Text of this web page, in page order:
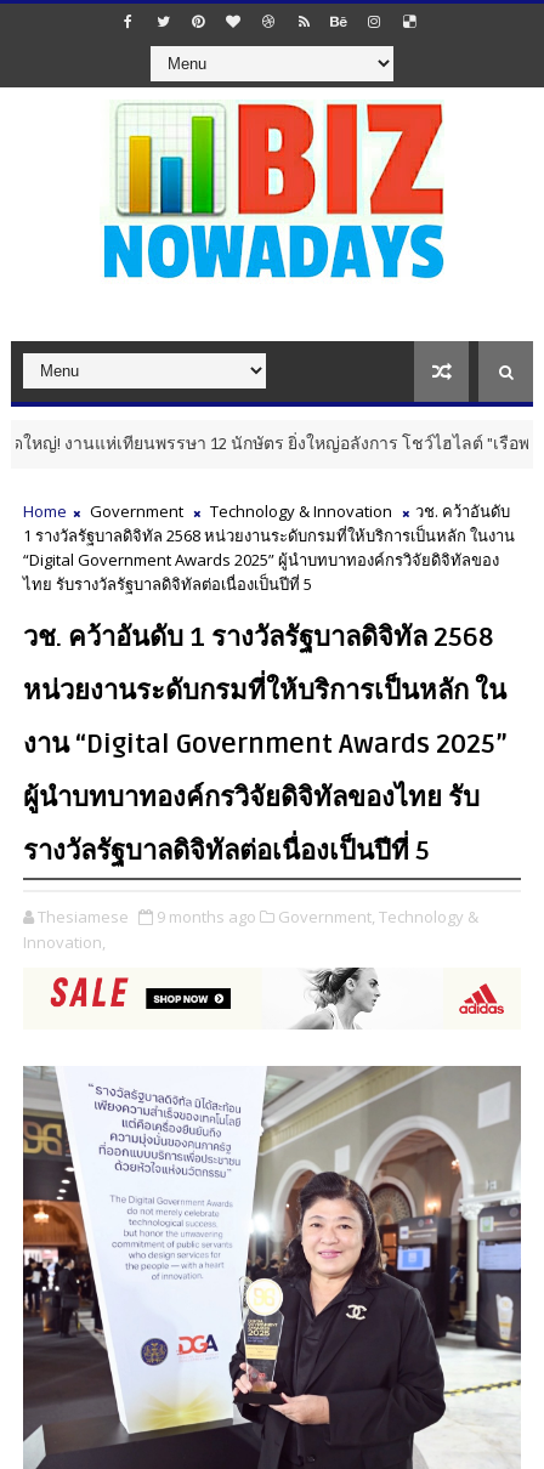
ทียนพรรษา 12 นักษัตร ยิ่งใหญ่อลังการ โชว์ไฮไลต์ "เรือพระที่นั่งสุพรรณ
Home Government Technology & Innovation
วช. คว้าอันดับ
1 รางวัลรัฐบาลดิจิทัล 2568 หน่วยงานระดับกรมที่ให้บริการเป็นหลัก ในงาน
“Digital Government Awards 2025” ผู้นำบทบาทองค์กรวิจัยดิจิทัลของ
ไทย รับรางวัลรัฐบาลดิจิทัลต่อเนื่องเป็นปีที่ 5
วช. คว้าอันดับ 1 รางวัลรัฐบาลดิจิทัล 2568
หน่วยงานระดับกรมที่ให้บริการเป็นหลัก ใน
งาน “Digital Government Awards 2025”
ผู้นำบทบาทองค์กรวิจัยดิจิทัลของไทย รับ
รางวัลรัฐบาลดิจิทัลต่อเนื่องเป็นปีที่ 5
Thesiamese 9 months ago Government, Technology &
Innovation,